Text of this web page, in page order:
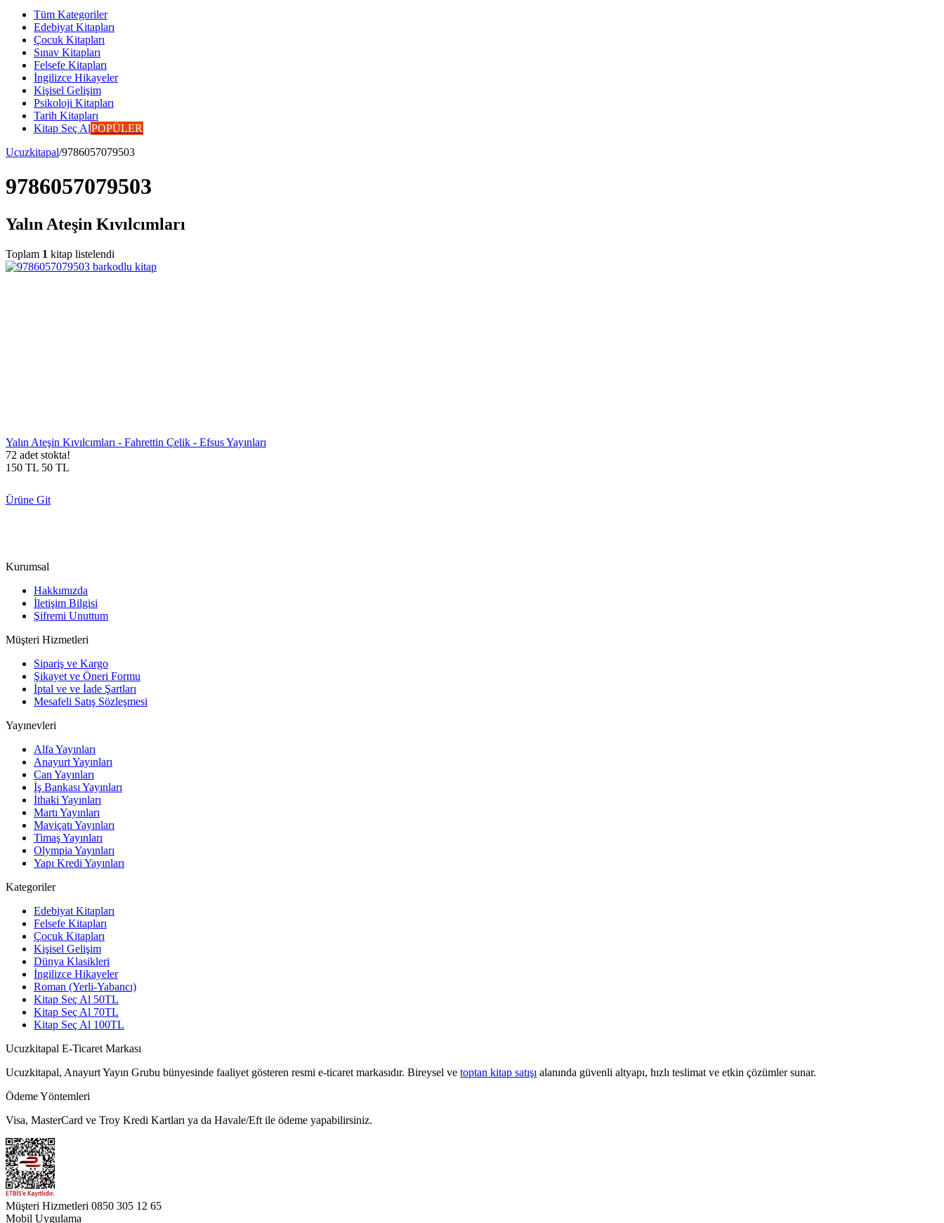
Tüm Kategoriler
Edebiyat Kitapları
Çocuk Kitapları
Sınav Kitapları
Felsefe Kitapları
İngilizce Hikayeler
Kişisel Gelişim
Psikoloji Kitapları
Tarih Kitapları
Kitap Seç AlPOPÜLER
Ucuzkitapal/9786057079503
9786057079503
Yalın Ateşin Kıvılcımları
Toplam 1 kitap listelendi
Yalın Ateşin Kıvılcımları - Fahrettin Çelik - Efsus Yayınları
72 adet stokta!
150 TL 50 TL
Ürüne Git
Kurumsal
Hakkımızda
İletişim Bilgisi
Şifremi Unuttum
Müşteri Hizmetleri
Sipariş ve Kargo
Şikayet ve Öneri Formu
İptal ve ve İade Şartları
Mesafeli Satış Sözleşmesi
Yayınevleri
Alfa Yayınları
Anayurt Yayınları
Can Yayınları
İş Bankası Yayınları
İthaki Yayınları
Martı Yayınları
Maviçatı Yayınları
Timaş Yayınları
Olympia Yayınları
Yapı Kredi Yayınları
Kategoriler
Edebiyat Kitapları
Felsefe Kitapları
Çocuk Kitapları
Kişisel Gelişim
Dünya Klasikleri
İngilizce Hikayeler
Roman (Yerli-Yabancı)
Kitap Seç Al 50TL
Kitap Seç Al 70TL
Kitap Seç Al 100TL
Ucuzkitapal E-Ticaret Markası
Ucuzkitapal, Anayurt Yayın Grubu bünyesinde faaliyet gösteren resmi e-ticaret markasıdır. Bireysel ve toptan kitap satışı alanında güvenli altyapı, hızlı teslimat ve etkin çözümler sunar.
Ödeme Yöntemleri
Visa, MasterCard ve Troy Kredi Kartları ya da Havale/Eft ile ödeme yapabilirsiniz.
Müşteri Hizmetleri 0850 305 12 65
Mobil Uygulama